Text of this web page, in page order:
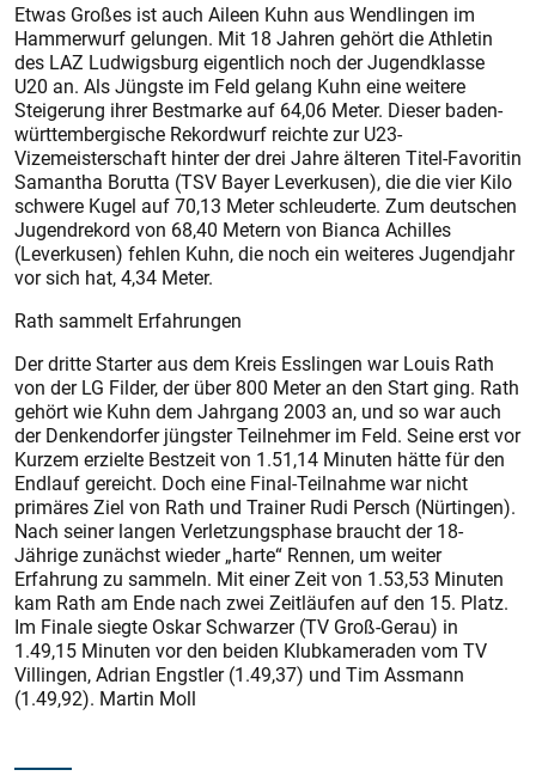
Etwas Großes ist auch Aileen Kuhn aus Wendlingen im
Hammerwurf gelungen. Mit 18 Jahren gehört die Athletin
des LAZ Ludwigsburg eigentlich noch der Jugendklasse
U20 an. Als Jüngste im Feld gelang Kuhn eine weitere
Steigerung ihrer Bestmarke auf 64,06 Meter. Dieser baden-
württembergische Rekordwurf reichte zur U23-
Vizemeisterschaft hinter der drei Jahre älteren Titel-Favoritin
Samantha Borutta (TSV Bayer Leverkusen), die die vier Kilo
schwere Kugel auf 70,13 Meter schleuderte. Zum deutschen
Jugendrekord von 68,40 Metern von Bianca Achilles
(Leverkusen) fehlen Kuhn, die noch ein weiteres Jugendjahr
vor sich hat, 4,34 Meter.
Rath sammelt Erfahrungen
Der dritte Starter aus dem Kreis Esslingen war Louis Rath
von der LG Filder, der über 800 Meter an den Start ging. Rath
gehört wie Kuhn dem Jahrgang 2003 an, und so war auch
der Denkendorfer jüngster Teilnehmer im Feld. Seine erst vor
Kurzem erzielte Bestzeit von 1.51,14 Minuten hätte für den
Endlauf gereicht. Doch eine Final-Teilnahme war nicht
primäres Ziel von Rath und Trainer Rudi Persch (Nürtingen).
Nach seiner langen Verletzungsphase braucht der 18-
Jährige zunächst wieder „harte“ Rennen, um weiter
Erfahrung zu sammeln. Mit einer Zeit von 1.53,53 Minuten
kam Rath am Ende nach zwei Zeitläufen auf den 15. Platz.
Im Finale siegte Oskar Schwarzer (TV Groß-Gerau) in
1.49,15 Minuten vor den beiden Klubkameraden vom TV
Villingen, Adrian Engstler (1.49,37) und Tim Assmann
(1.49,92). Martin Moll